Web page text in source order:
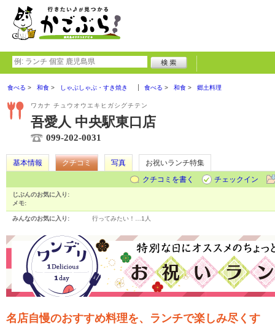
食べる 和食 しゃぶしゃぶ・すき焼き 食べる 和食 郷土料理
ワカナ チュウオウエキヒガシグチテン
吾愛人 中央駅東口店
099-202-0031
基本情報 クチコミ 写真
お祝いランチ特集
クチコミを書く
チェックイン
じぶんのお気に入り:
メモ:
みんなのお気に入り: 行ってみたい！… 1人
名店自慢のおすすめ料理を、ランチで楽しみ尽くす